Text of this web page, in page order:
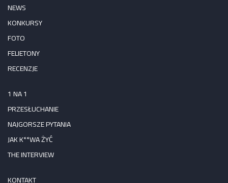
NEWS
KONKURSY
FOTO
FELIETONY
RECENZJE
1 NA 1
PRZESŁUCHANIE
NAJGORSZE PYTANIA
JAK K**WA ŻYĆ
THE INTERVIEW
KONTAKT